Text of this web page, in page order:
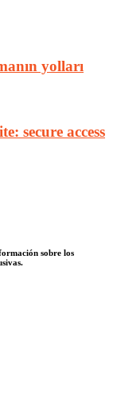
yolları
secure access
sobre los